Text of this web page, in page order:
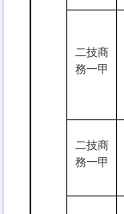
二技商
務一甲
二技商
務一甲